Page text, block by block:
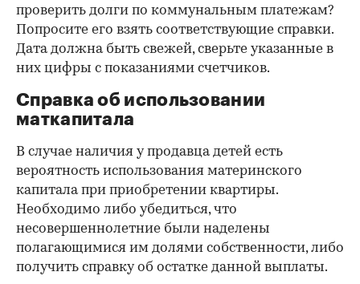
проверить долги по коммунальным платежам?
Попросите его взять соответствующие справки.
Дата должна быть свежей, сверьте указанные в
них цифры с показаниями счетчиков.
Справка об использовании
маткапитала
В случае наличия у продавца детей есть
вероятность использования материнского
капитала при приобретении квартиры.
Необходимо либо убедиться, что
несовершеннолетние были наделены
полагающимися им долями собственности, либо
получить справку об остатке данной выплаты.